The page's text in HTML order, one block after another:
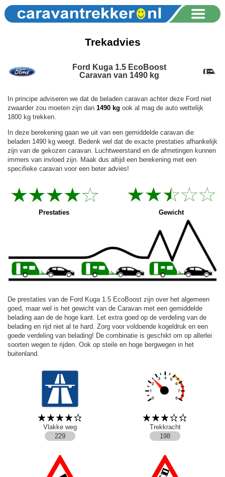
Trekadvies
Ford Kuga 1.5 EcoBoost
Caravan van 1490 kg
In principe adviseren we dat de beladen caravan achter deze Ford niet
zwaarder zou moeten zijn dan 1490 kg ook al mag de auto wettelijk
1800 kg trekken.
In deze berekening gaan we uit van een gemiddelde caravan die
beladen 1490 kg weegt. Bedenk wel dat de exacte prestaties afhankelijk
zijn van de gekozen caravan. Luchtweerstand en de afmetingen kunnen
immers van invloed zijn. Maak dus altijd een berekening met een
specifieke caravan voor een beter advies!
Prestaties Gewicht
De prestaties van de Ford Kuga 1.5 EcoBoost zijn over het algemeen
goed, maar wel is het gewicht van de Caravan met een gemiddelde
belading aan de de hoge kant. Let extra goed op de verdeling van de
belading en rijd niet al te hard. Zorg voor voldoende kogeldruk en een
goede verdeling van belading! De combinatie is geschikt om op allerlei
soorten wegen te rijden. Ook op steile en hoge bergwegen in het
buitenland.
Vlakke weg
Trekkracht
229
198